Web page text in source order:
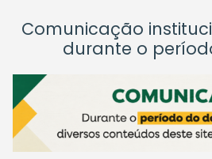
Comunicação
durante o